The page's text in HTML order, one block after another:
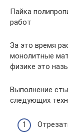
Пайка
работ
За это время
монолитные
физике это
Выполнение
следующих